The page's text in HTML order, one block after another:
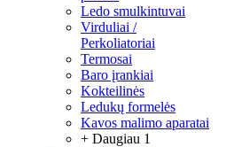
Ledo smulkintuvai
Virduliai /
Perkoliatoriai
Termosai
Baro įrankiai
Kokteilinės
Ledukų formelės
Kavos malimo aparatai
+ Daugiau 1